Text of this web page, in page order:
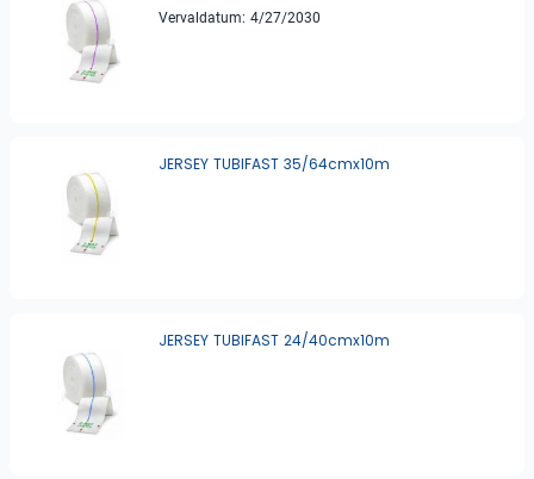
Vervaldatum: 4/27/2030
JERSEY TUBIFAST 35/64cmx10m
JERSEY TUBIFAST 24/40cmx10m